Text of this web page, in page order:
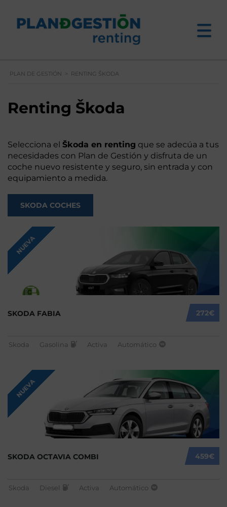
PLAN DE GESTIÓN > RENTING ŠKODA
Renting Škoda
Selecciona el Škoda en renting que se adecúa a tus
necesidades con Plan de Gestión y disfruta de un
coche nuevo resistente y seguro, sin entrada y con
equipamiento a medida.
SKODA COCHES
NUEVA
272€
SKODA FABIA
Skoda Gasolina Activa Automático
NUEVA
459€
SKODA OCTAVIA COMBI
Skoda Diesel Activa Automático